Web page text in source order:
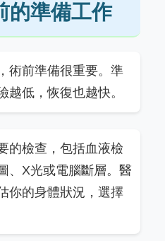
的準備工作
術前準備很重要。準
越低，恢復也越快。
的檢查，包括血液檢
、X光或電腦斷層。醫
你的身體狀況，選擇